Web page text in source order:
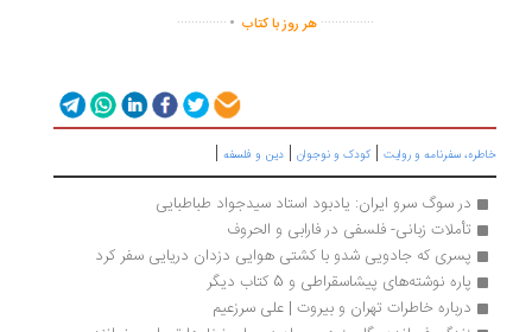
............... هر روز با کتاب ..............
خاطره، سفرنامه‌ و روایت | کودک و نوجوان | دین و فلسفه |
در سوگ سرو ایران: یادبود استاد سیدجواد طباطبایی
تأملات زبانی- فلسفی در فارابی و الحروف
پسری که جادویی شدو با کشتی هوایی دزدان دریایی سفر کرد
پاره نوشته‌های پیشاسقراطی و 5 کتاب دیگر
درباره خاطرات تهران و بیروت | علی سرزعیم